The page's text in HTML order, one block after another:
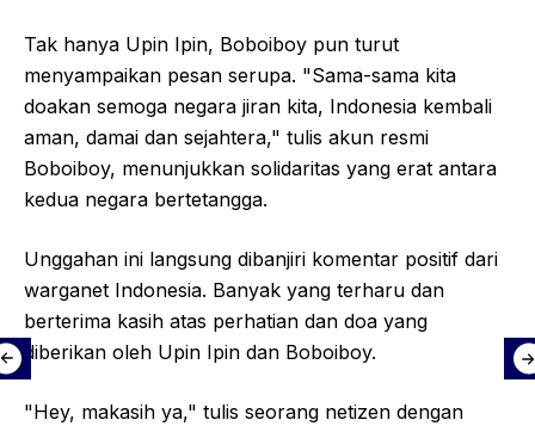
Tak hanya Upin Ipin, Boboiboy pun turut
menyampaikan pesan serupa. "Sama-sama kita
doakan semoga negara jiran kita, Indonesia kembali
aman, damai dan sejahtera," tulis akun resmi
Boboiboy, menunjukkan solidaritas yang erat antara
kedua negara bertetangga.
Unggahan ini langsung dibanjiri komentar positif dari
warganet Indonesia. Banyak yang terharu dan
berterima kasih atas perhatian dan doa yang
diberikan oleh Upin Ipin dan Boboiboy.
"Hey, makasih ya," tulis seorang netizen dengan